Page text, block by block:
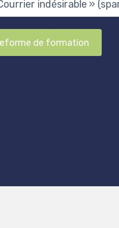
indésirable »
de formation